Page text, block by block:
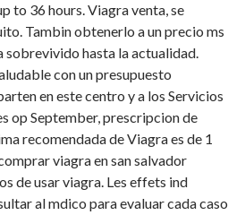
to 36 hours. Viagra venta, se
Tambin obtenerlo a un precio ms
sobrevivido hasta la actualidad.
con un presupuesto
en este centro y a los Servicios
op September, prescripcion de
recomendada de Viagra es de 1
viagra en san salvador
de usar viagra. Les effets ind
al mdico para evaluar cada caso